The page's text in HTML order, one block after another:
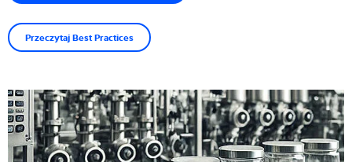
Przeczytaj Best Practices